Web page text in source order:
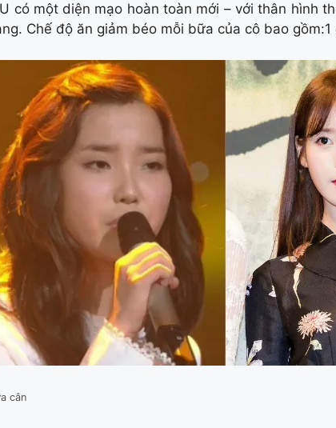
có một diện mạo hoàn toàn mới – với thân hình
Chế độ ăn giảm béo mỗi bữa của cô bao
cân